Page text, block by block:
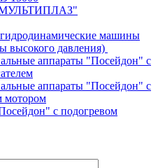
машины
высокого давления)
аппараты "Посейдон" с
аппараты "Посейдон" с
мотором
с подогревом